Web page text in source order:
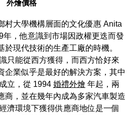
外燴價格
村大學機構層面的文化優惠 Anita
，他意識到市場因政權更迭而發
現代技術的生產工廠的時機。
只能從西方獲得，而西方恰好來
企業似乎是最好的解決方案，其中
立，從 1994 婚禮外燴 年起，兩
商，並在幾年內成為多家汽車製造
濟環境下獲得供應商地位是一個